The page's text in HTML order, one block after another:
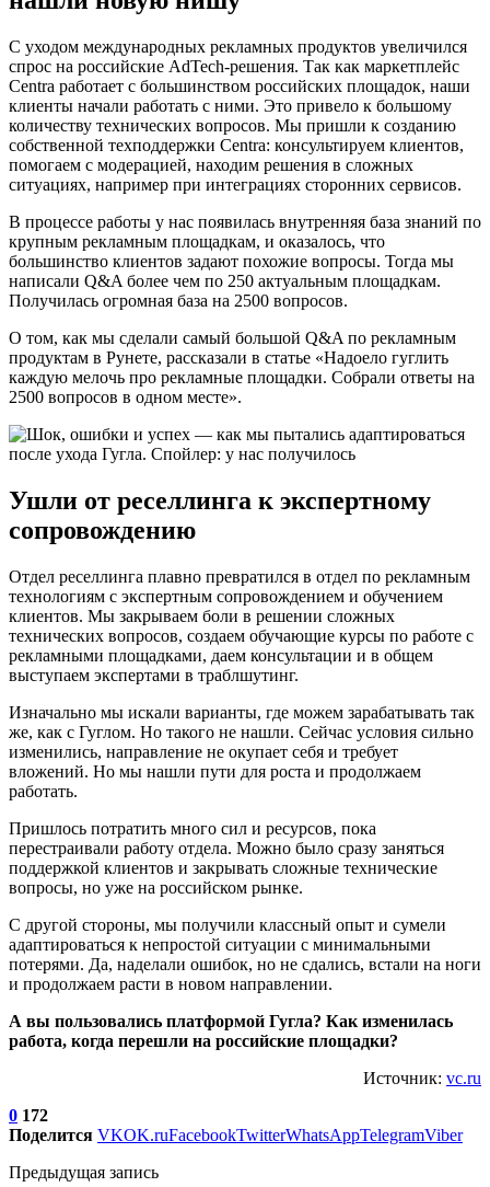
С уходом международных рекламных продуктов увеличился
спрос на российские AdTech-решения. Так как маркетплейс
Centra работает с большинством российских площадок, наши
клиенты начали работать с ними. Это привело к большому
количеству технических вопросов. Мы пришли к созданию
собственной техподдержки Centra: консультируем клиентов,
помогаем с модерацией, находим решения в сложных
ситуациях, например при интеграциях сторонних сервисов.
В процессе работы у нас появилась внутренняя база знаний по
крупным рекламным площадкам, и оказалось, что
большинство клиентов задают похожие вопросы. Тогда мы
написали Q&A более чем по 250 актуальным площадкам.
Получилась огромная база на 2500 вопросов.
О том, как мы сделали самый большой Q&A по рекламным
продуктам в Рунете, рассказали в статье «Надоело гуглить
каждую мелочь про рекламные площадки. Собрали ответы на
2500 вопросов в одном месте».
Ушли от реселлинга к экспертному
сопровождению
Отдел реселлинга плавно превратился в отдел по рекламным
технологиям с экспертным сопровождением и обучением
клиентов. Мы закрываем боли в решении сложных
технических вопросов, создаем обучающие курсы по работе с
рекламными площадками, даем консультации и в общем
выступаем экспертами в траблшутинг.
Изначально мы искали варианты, где можем зарабатывать так
же, как c Гуглом. Но такого не нашли. Сейчас условия сильно
изменились, направление не окупает себя и требует
вложений. Но мы нашли пути для роста и продолжаем
работать.
Пришлось потратить много сил и ресурсов, пока
перестраивали работу отдела. Можно было сразу заняться
поддержкой клиентов и закрывать сложные технические
вопросы, но уже на российском рынке.
С другой стороны, мы получили классный опыт и сумели
адаптироваться к непростой ситуации с минимальными
потерями. Да, наделали ошибок, но не сдались, встали на ноги
и продолжаем расти в новом направлении.
А вы пользовались платформой Гугла? Как изменилась
работа, когда перешли на российские площадки?
Источник: vc.ru
0 172
Поделится VKOK.ruFacebookTwitterWhatsAppTelegramViber
Предыдущая запись